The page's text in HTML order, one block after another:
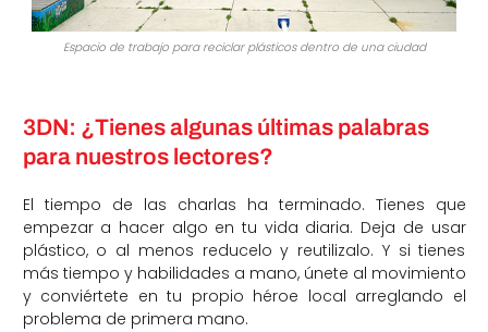
Espacio de trabajo para reciclar plásticos dentro de una ciudad
3DN: ¿Tienes algunas últimas palabras
para nuestros lectores?
El tiempo de las charlas ha terminado. Tienes que
empezar a hacer algo en tu vida diaria. Deja de usar
plástico, o al menos reducelo y reutilizalo. Y si tienes
más tiempo y habilidades a mano, únete al movimiento
y conviértete en tu propio héroe local arreglando el
problema de primera mano.